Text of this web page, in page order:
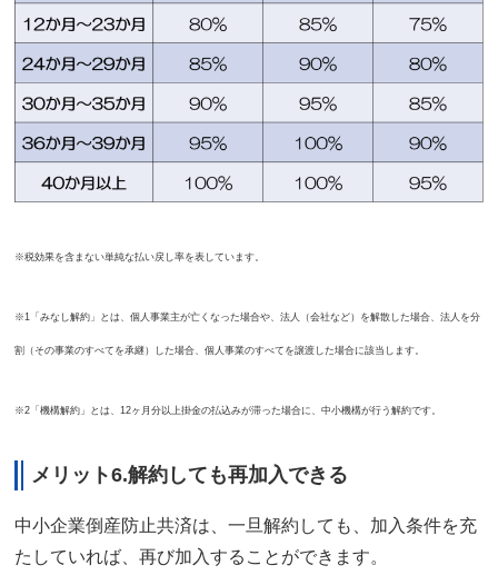
※税効果を含まない単純な払い戻し率を表しています。
※1「みなし解約」とは、個人事業主が亡くなった場合や、法人（会社など）を解散した場合、法人を分
割（その事業のすべてを承継）した場合、個人事業のすべてを譲渡した場合に該当します。
※2「機構解約」とは、12ヶ月分以上掛金の払込みが滞った場合に、中小機構が行う解約です。
メリット6.解約しても再加入できる
中小企業倒産防止共済は、一旦解約しても、加入条件を充
たしていれば、再び加入することができます。